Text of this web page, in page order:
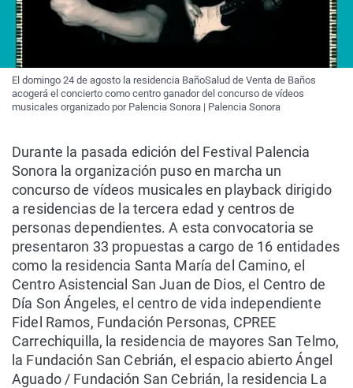
El domingo 24 de agosto la residencia BañoSalud de Venta de Baños
acogerá el concierto como centro ganador del concurso de vídeos
musicales organizado por Palencia Sonora | Palencia Sonora
Durante la pasada edición del Festival Palencia
Sonora la organización puso en marcha un
concurso de vídeos musicales en playback dirigido
a residencias de la tercera edad y centros de
personas dependientes. A esta convocatoria se
presentaron 33 propuestas a cargo de 16 entidades
como la residencia Santa María del Camino, el
Centro Asistencial San Juan de Dios, el Centro de
Día Son Ángeles, el centro de vida independiente
Fidel Ramos, Fundación Personas, CPREE
Carrechiquilla, la residencia de mayores San Telmo,
la Fundación San Cebrián, el espacio abierto Ángel
Aguado / Fundación San Cebrián, la residencia La